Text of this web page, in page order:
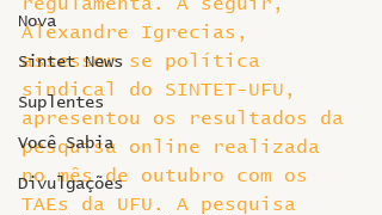
Nova
Sintet News
Suplentes
Você Sabia
Divulgações
Alexandre Igrecias,
assessor se política
sindical do SINTET-UFU,
apresentou os resultados da
pesquisa online realizada
no mês de outubro com os
TAEs da UFU. A pesquisa